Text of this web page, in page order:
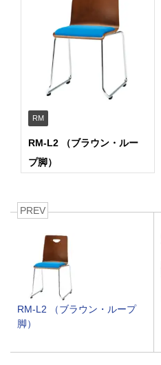
RM
RM-L2 （ブラウン・ルー
プ脚）
PREV
RM-L2 （ブラウン・ループ
脚）